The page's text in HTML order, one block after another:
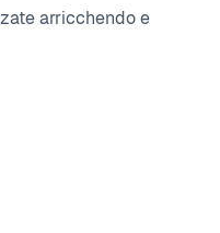
arricchendo e